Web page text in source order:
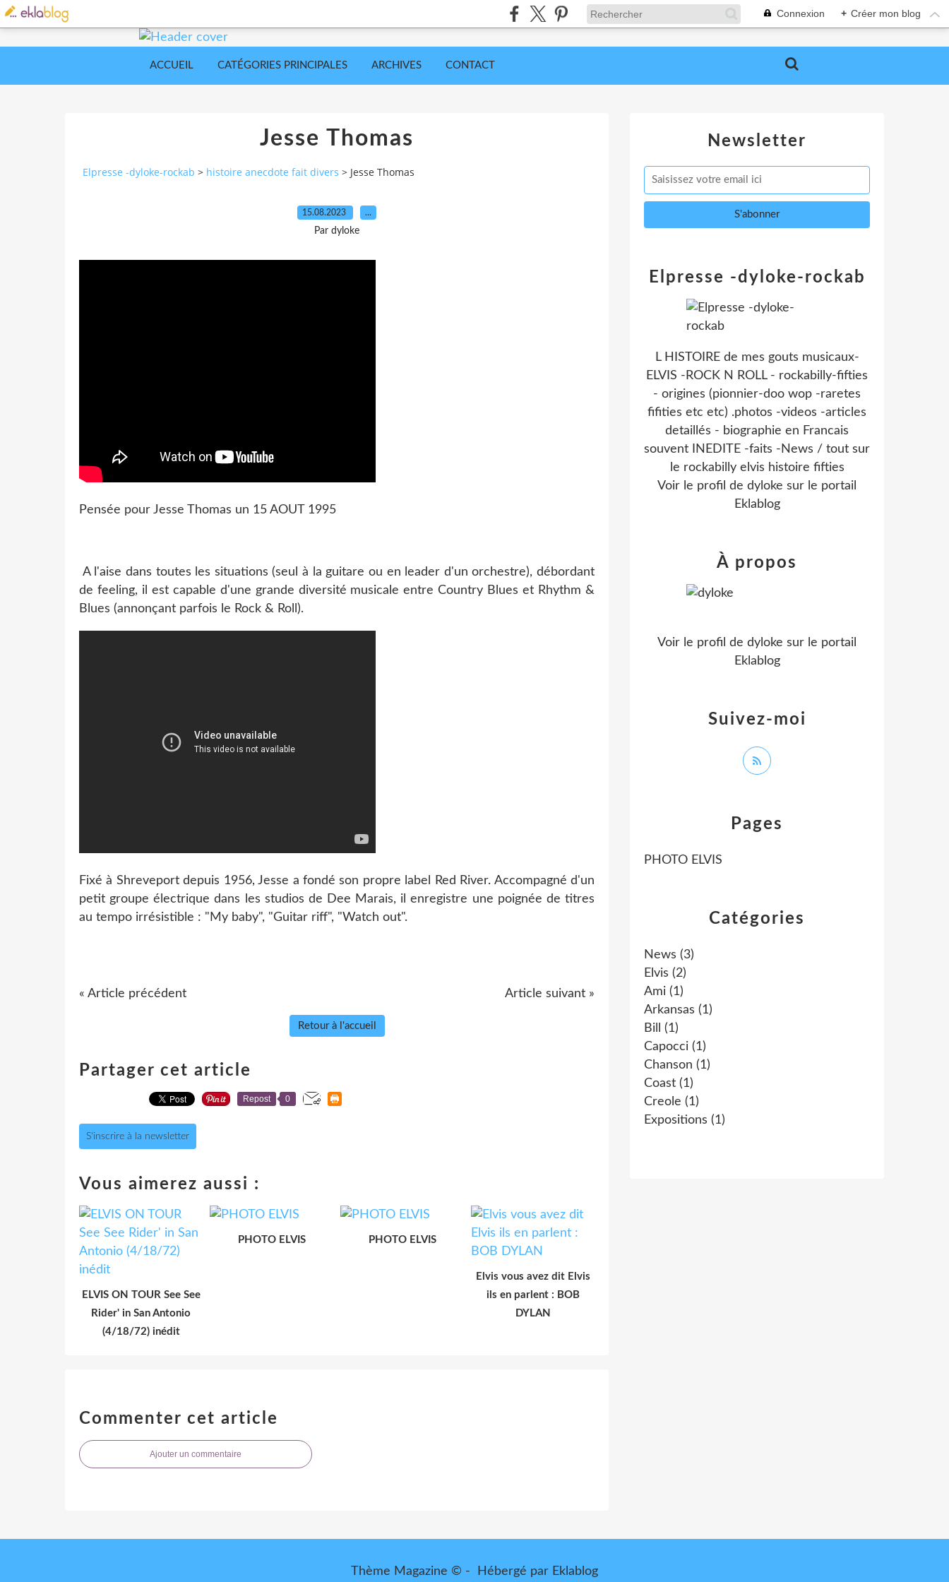
Connexion + Créer mon blog
ACCUEIL CATÉGORIES PRINCIPALES ARCHIVES CONTACT
Jesse Thomas
Elpresse -dyloke-rockab > histoire anecdote fait divers > Jesse Thomas
15.08.2023 …
Par dyloke
Pensée pour Jesse Thomas un 15 AOUT 1995
A l'aise dans toutes les situations (seul à la guitare ou en leader d'un orchestre), débordant
de feeling, il est capable d'une grande diversité musicale entre Country Blues et Rhythm &
Blues (annonçant parfois le Rock & Roll).
Fixé à Shreveport depuis 1956, Jesse a fondé son propre label Red River. Accompagné d'un
petit groupe électrique dans les studios de Dee Marais, il enregistre une poignée de titres
au tempo irrésistible : "My baby", "Guitar riff", "Watch out".
« Article précédent Article suivant »
Retour à l'accueil
Partager cet article
Repost 0
S'inscrire à la newsletter
Vous aimerez aussi :
ELVIS ON TOUR See See
Rider' in San Antonio
(4/18/72) inédit
PHOTO ELVIS PHOTO ELVIS
Elvis vous avez dit Elvis
ils en parlent : BOB
DYLAN
Commenter cet article
Ajouter un commentaire
Newsletter
Catégories
News (3)
Elvis (2)
Ami (1)
Arkansas (1)
Bill
(1)
Capocci (1)
Chanson (1)
Coast (1)
Creole (1)
Expositions (1)
Pages
PHOTO ELVIS
Elpresse -dyloke-rockab
L HISTOIRE de mes gouts musicaux-
ELVIS -ROCK N ROLL - rockabilly-fifties
- origines (pionnier-doo wop -raretes
fifities etc etc) .photos -videos -articles
detaillés - biographie en Francais
souvent INEDITE -faits -News / tout sur
le rockabilly elvis histoire fifties
Voir le profil de dyloke sur le portail
Eklablog
Suivez-moi
À propos
Voir le profil de dyloke sur le portail
Eklablog
Thème Magazine © - Hébergé par Eklablog